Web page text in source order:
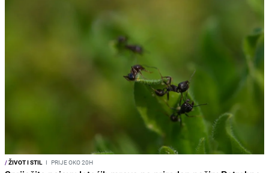
/ŽIVOT I STIL I PRIJE OKO 20H